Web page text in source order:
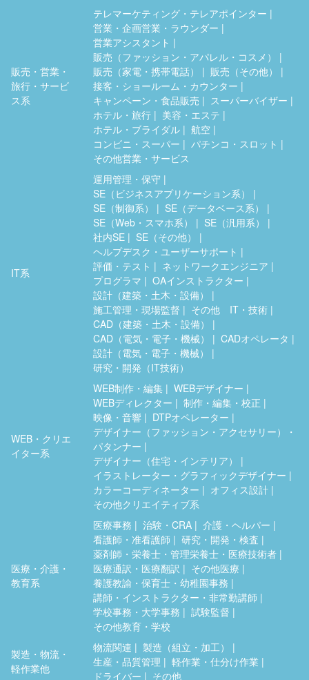
販売・営業・
旅行・サービ
ス系
テレマーケティング・テレアポインター
営業・企画営業・ラウンダー
営業アシスタント
販売（ファッション・アパレル・コスメ）
販売（家電・携帯電話）
販売（その他）
接客・ショールーム・カウンター
キャンペーン・食品販売
スーパーバイザー
ホテル・旅行
美容・エステ
ホテル・ブライダル
航空
コンビニ・スーパー
パチンコ・スロット
その他営業・サービス
IT系
運用管理・保守
SE（ビジネスアプリケーション系）
SE（制御系）
SE（データベース系）
SE（Web・スマホ系）
SE（汎用系）
社内SE
SE（その他）
ヘルプデスク・ユーザーサポート
評価・テスト
ネットワークエンジニア
プログラマ
OAインストラクター
設計（建築・土木・設備）
施工管理・現場監督
その他 IT・技術
CAD（建築・土木・設備）
CAD（電気・電子・機械）
CADオペレータ
設計（電気・電子・機械）
研究・開発（IT技術）
WEB・クリエ
イター系
WEB制作・編集
WEBデザイナー
WEBディレクター
制作・編集・校正
映像・音響
DTPオペレーター
デザイナー（ファッション・アクセサリー）・
パタンナー
デザイナー（住宅・インテリア）
イラストレーター・グラフィックデザイナー
カラーコーディネーター
オフィス設計
その他クリエイティブ系
医療・介護・
教育系
医療事務 治験・CRA
介護・ヘルパー
看護師・准看護師
研究・開発・検査
薬剤師・栄養士・管理栄養士・医療技術者
医療通訳・医療翻訳
その他医療
養護教諭・保育士・幼稚園事務
講師・インストラクター・非常勤講師
学校事務・大学事務
試験監督
その他教育・学校
製造・物流・
軽作業他
物流関連
製造（組立・加工）
生産・品質管理
軽作業・仕分け作業
ドライバー
その他